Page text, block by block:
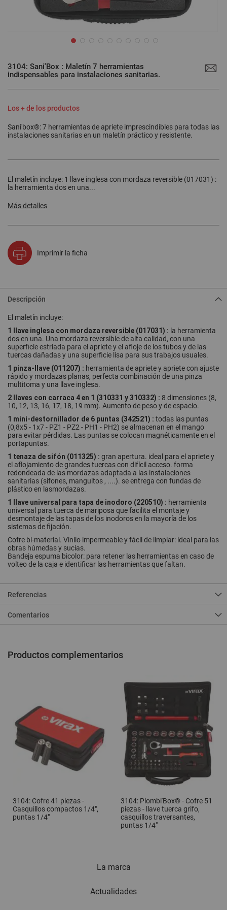
3104: Sani'Box : Maletín 7 herramientas
indispensables para instalaciones sanitarias.
Los + de los productos
Sani'box®: 7 herramientas de apriete imprescindibles para todas las
instalaciones sanitarias en un maletín práctico y resistente.
El maletín incluye: 1 llave inglesa con mordaza reversible (017031) :
la herramienta dos en una...
Más detalles
Imprimir la ficha
comienzo
de
galería
imágenes
Descripción
El maletín incluye:
1 llave inglesa con mordaza reversible (017031) : la herramienta
dos en una. Una mordaza reversible de alta calidad, con una
superficie estriada para el apriete y el afloje de los tubos y de las
tuercas dañadas y una superficie lisa para sus trabajos usuales.
1 pinza-llave (011207) : herramienta de apriete y apriete con ajuste
rápido y mordazas planas, perfecta combinación de una pinza
multitoma y una llave inglesa.
2 llaves con carraca 4 en 1 (310331 y 310332) : 8 dimensiones (8,
10, 12, 13, 16, 17, 18, 19 mm). Aumento de peso y de espacio.
1 mini-destornillador de 6 puntas (342521) : todas las puntas
(0,8x5 - 1x7 - PZ1 - PZ2 - PH1 - PH2) se almacenan en el mango
para evitar pérdidas. Las puntas se colocan magnéticamente en el
portapuntas.
1 tenaza de sifón (011325) : gran apertura. ideal para el apriete y
el aflojamiento de grandes tuercas con difícil acceso. forma
redondeada de las mordazas adaptada a las instalaciones
sanitarias (sifones, manguitos , ....). se entrega con fundas de
plástico en lasmordazas.
1 llave universal para tapa de inodoro (220510) : herramienta
universal para tuerca de mariposa que facilita el montaje y
desmontaje de las tapas de los inodoros en la mayoría de los
sistemas de fijación.
Cofre bi-material. Vinilo impermeable y fácil de limpiar: ideal para las
obras húmedas y sucias.
Bandeja espuma bicolor: para retener las herramientas en caso de
volteo de la caja e identificar las herramientas que faltan.
Referencias
Comentarios
Productos complementarios
3104: Cofre 41 piezas -
Casquillos compactos 1/4",
puntas 1/4"
3104: Plombi'Box® - Cofre 51
piezas - llave tuerca grifo,
casquillos traversantes,
puntas 1/4"
La marca
Actualidades